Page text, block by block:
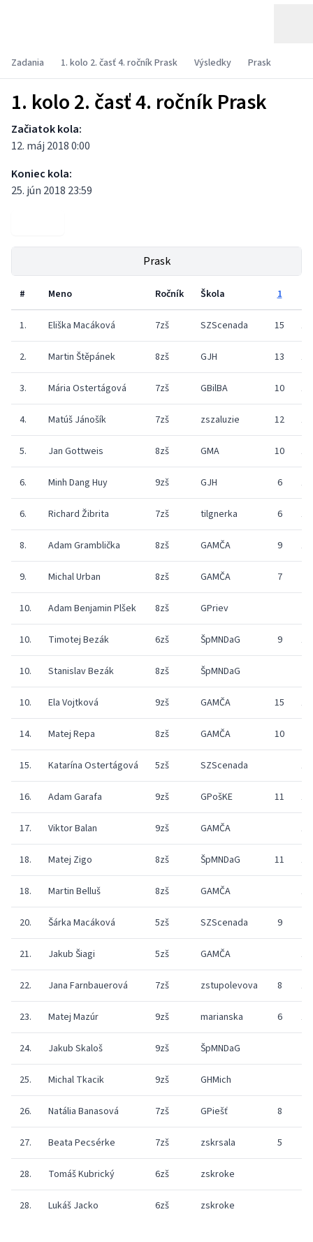
Zadania 1. kolo 2. časť 4. ročník Prask Výsledky Prask
1. kolo 2. časť 4. ročník Prask
Začiatok kola:
12. máj 2018 0:00
Koniec kola:
25. jún 2018 23:59
Prask
# Meno Ročník Škola 1
1. Eliška Macáková 7zš SZScenada 15 15
2. Martin Štěpánek 8zš GJH 13 15
3. Mária Ostertágová 7zš GBilBA 10 15
4. Matúš Jánošík 7zš zszaluzie 12 15
5. Jan Gottweis 8zš GMA 10 11
6. Minh Dang Huy 9zš GJH 6 11
6. Richard Žibrita 7zš tilgnerka 6 15
8. Adam Gramblička 8zš GAMČA 9 11
9. Michal Urban 8zš GAMČA 7
10. Adam Benjamin Plšek 8zš GPriev
10. Timotej Bezák 6zš ŠpMNDaG 9 11
10. Stanislav Bezák 8zš ŠpMNDaG
10. Ela Vojtková 9zš GAMČA 15 15
14. Matej Repa 8zš GAMČA 10
15. Katarína Ostertágová 5zš SZScenada 12
16. Adam Garafa 9zš GPošKE 11 15
17. Viktor Balan 9zš GAMČA 15
18. Matej Zigo 8zš ŠpMNDaG 11 15
18. Martin Belluš 8zš GAMČA 11
20. Šárka Macáková 5zš SZScenada 9
21. Jakub Šiagi 5zš GAMČA 11
22. Jana Farnbauerová 7zš zstupolevova 8 15
23. Matej Mazúr 9zš marianska 6 11
24. Jakub Skaloš 9zš ŠpMNDaG
25. Michal Tkacik 9zš GHMich
26. Natália Banasová 7zš GPiešť 8
27. Beata Pecsérke 7zš zskrsala 5
28. Tomáš Kubrický 6zš zskroke
28. Lukáš Jacko 6zš zskroke